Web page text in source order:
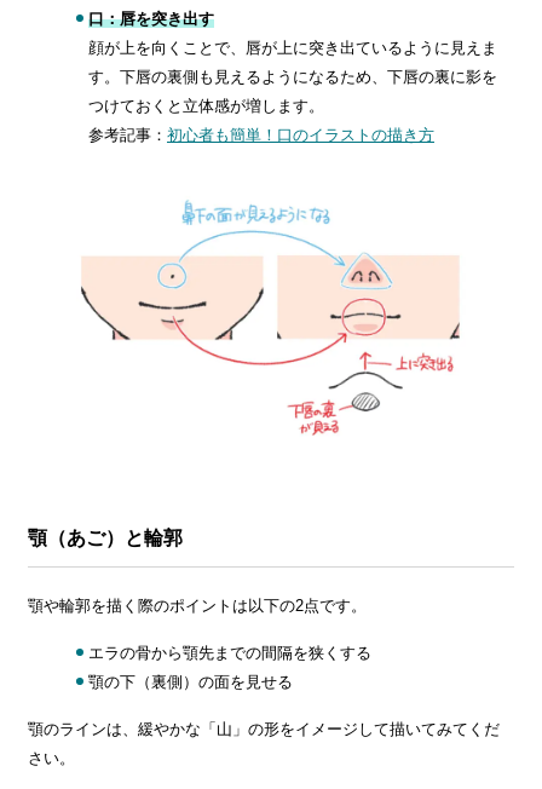
口：唇を突き出す
顔が上を向くことで、唇が上に突き出ているように見えま
す。下唇の裏側も見えるようになるため、下唇の裏に影を
つけておくと立体感が増します。
参考記事： 初心者も簡単！口のイラストの描き方
顎（あご）と輪郭
顎や輪郭を描く際のポイントは以下の2点です。
エラの骨から顎先までの間隔を狭くする
顎の下（裏側）の面を見せる
顎のラインは、緩やかな「山」の形をイメージして描いてみてくだ
さい。